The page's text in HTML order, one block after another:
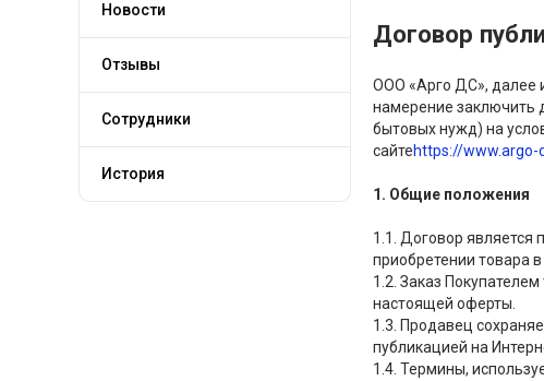
Новости
Отзывы
Сотрудники
История
Договор
ООО «Арго ДС», далее
намерение заключить
бытовых нужд) на
сайтеhttps://www.argo-
1. Общие положения
1.1. Договор
приобретении товара
1.2. Заказ
настоящей оферты.
1.3. Продавец
публикацией на
1.4. Термины,